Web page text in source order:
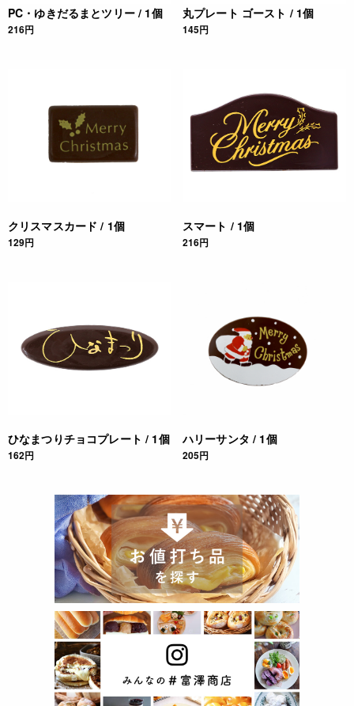
4932503442000
PC・ゆきだるまとツリー / 1個
216円
丸プレート ゴースト / 1個
145円
クリスマスカード / 1個
129円
スマート / 1個
216円
ひなまつりチョコプレート / 1個
162円
ハリーサンタ / 1個
205円